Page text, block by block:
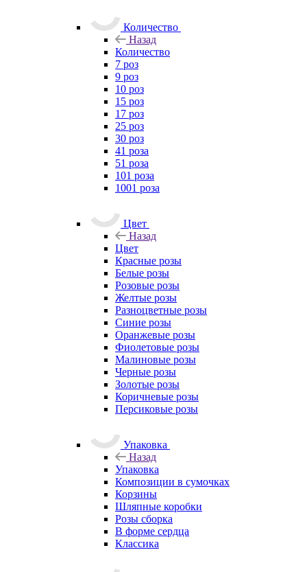
Количество
Назад
Количество
7 роз
9 роз
10 роз
15 роз
17 роз
25 роз
30 роз
41 роза
51 роза
101 роза
1001 роза
Цвет
Назад
Цвет
Красные розы
Белые розы
Розовые розы
Желтые розы
Разноцветные розы
Синие розы
Оранжевые розы
Фиолетовые розы
Малиновые розы
Черные розы
Золотые розы
Коричневые розы
Персиковые розы
Упаковка
Назад
Упаковка
Композиции в сумочках
Корзины
Шляпные коробки
Розы сборка
В форме сердца
Классика